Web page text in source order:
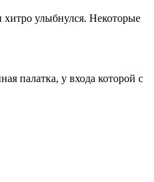
улыбнулся. Некоторые
палатка, у входа которой с